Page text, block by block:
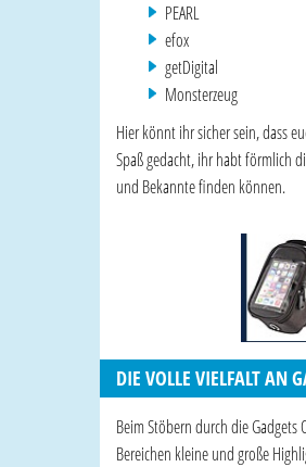
PEARL
efox
getDigital
Monsterzeug
Hier könnt ihr sicher sein, dass
Spaß gedacht, ihr habt förmlich
und Bekannte finden können.
DIE VOLLE VIELFALT AN
Beim Stöbern durch die
Bereichen kleine und große